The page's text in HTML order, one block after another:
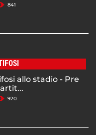
841
allo stadio - Pre
920